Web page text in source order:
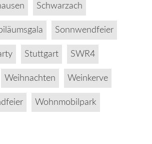
Schwarzach
Sonnwendfeier
Stuttgart SWR4
Weihnachten Weinkerve
Wohnmobilpark